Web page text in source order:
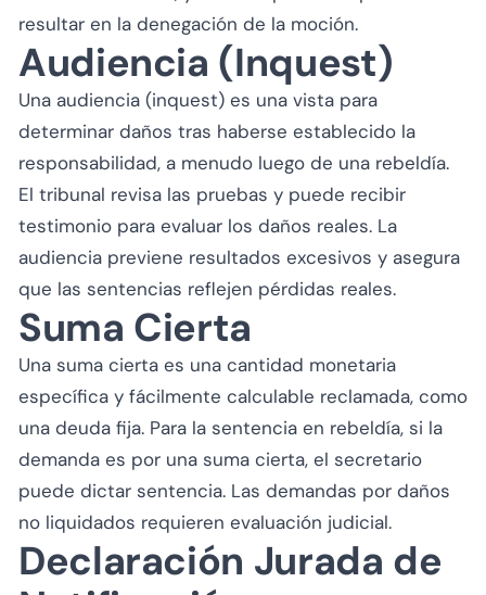
resultar en la denegación de la moción.
Audiencia (Inquest)
Una audiencia (inquest) es una vista para
determinar daños tras haberse establecido la
responsabilidad, a menudo luego de una rebeldía.
El tribunal revisa las pruebas y puede recibir
testimonio para evaluar los daños reales. La
audiencia previene resultados excesivos y asegura
que las sentencias reflejen pérdidas reales.
Suma Cierta
Una suma cierta es una cantidad monetaria
específica y fácilmente calculable reclamada, como
una deuda fija. Para la sentencia en rebeldía, si la
demanda es por una suma cierta, el secretario
puede dictar sentencia. Las demandas por daños
no liquidados requieren evaluación judicial.
Declaración Jurada de